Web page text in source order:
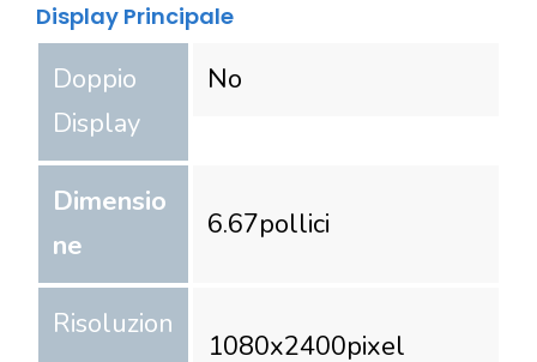
Display Principale
Doppio
Display
No
Dimensio
ne
6.67pollici
Risoluzion
1080x2400pixel